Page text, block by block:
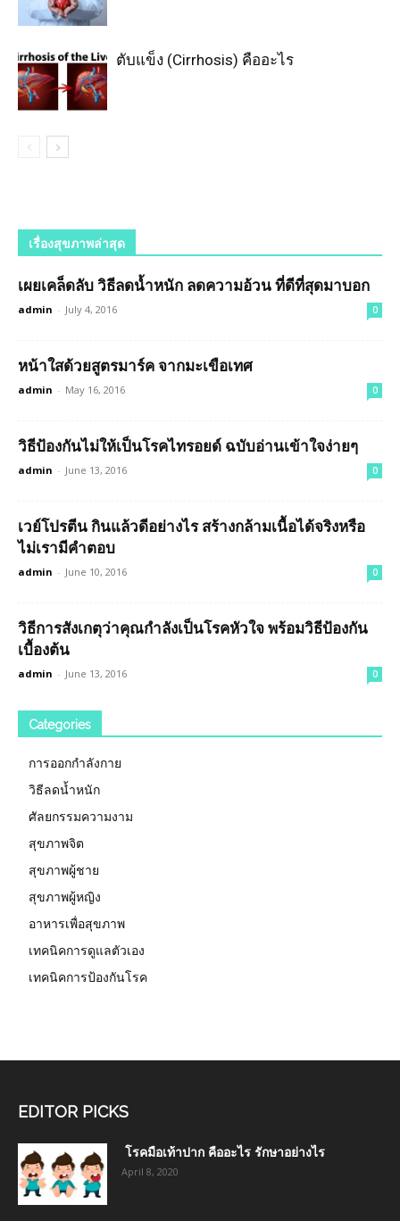
ตับแข็ง (Cirrhosis) คืออะไร
เรื่องสุขภาพล่าสุด
เผยเคล็ดลับ วิธีลดน้ำหนัก ลดความอ้วน ที่ดีที่สุดมาบอก
admin - July 4, 2016 0
หน้าใสด้วยสูตรมาร์ค จากมะเขือเทศ
admin - May 16, 2016 0
วิธีป้องกันไม่ให้เป็นโรคไทรอยด์ ฉบับอ่านเข้าใจง่ายๆ
admin - June 13, 2016 0
เวย์โปรตีน กินแล้วดีอย่างไร สร้างกล้ามเนื้อได้จริงหรือ
ไม่เรามีคำตอบ
admin - June 10, 2016 0
วิธีการสังเกตุว่าคุณกำลังเป็นโรคหัวใจ พร้อมวิธีป้องกัน
เบื้องต้น
admin - June 13, 2016 0
Categories
การออกกำลังกาย
วิธีลดน้ำหนัก
ศัลยกรรมความงาม
สุขภาพจิต
สุขภาพผู้ชาย
สุขภาพผู้หญิง
อาหารเพื่อสุขภาพ
เทคนิคการดูแลตัวเอง
เทคนิคการป้องกันโรค
EDITOR PICKS
โรคมือเท้าปาก คืออะไร รักษาอย่างไร
April 8, 2020